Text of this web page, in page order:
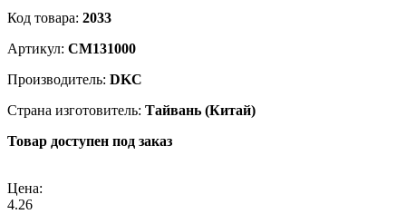
Код товара: 2033
Артикул: CM131000
Производитель: DKC
Страна изготовитель: Тайвань (Китай)
Товар доступен под заказ
Цена:
4.26